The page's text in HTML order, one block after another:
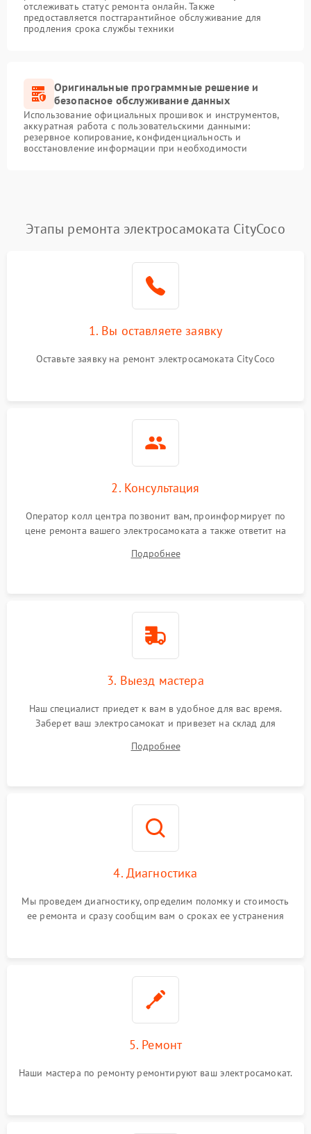
отслеживать статус ремонта онлайн. Также
предоставляется постгарантийное обслуживание для
продления срока службы техники
Оригинальные программные решение и
безопасное обслуживание данных
Использование официальных прошивок и инструментов,
аккуратная работа с пользовательскими данными:
резервное копирование, конфиденциальность и
восстановление информации при необходимости
Этапы ремонта электросамоката CityCoco
1. Вы оставляете заявку
Оставьте заявку на ремонт электросамоката CityCoco
2. Консультация
Оператор колл центра позвонит вам, проинформирует по
цене ремонта вашего электросамоката а также ответит на
Подробнее
3. Выезд мастера
Наш специалист приедет к вам в удобное для вас время.
Заберет ваш электросамокат и привезет на склад для
Подробнее
4. Диагностика
Мы проведем диагностику, определим поломку и стоимость
ее ремонта и сразу сообщим вам о сроках ее устранения
5. Ремонт
Наши мастера по ремонту ремонтируют ваш электросамокат.